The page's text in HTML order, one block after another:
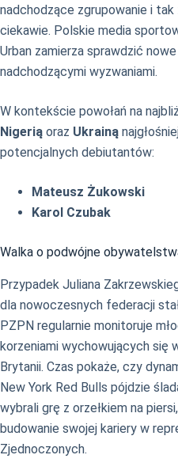
nadchodzące zgrupowanie i
ciekawie. Polskie media
Urban zamierza sprawdzić
nadchodzącymi wyzwaniami.
W kontekście powołań na
Nigerią oraz Ukrainą
potencjalnych debiutantów:
Mateusz Żukowski
Karol Czubak
Walka o podwójne
Przypadek Juliana
dla nowoczesnych federacji
PZPN regularnie monitoruje
korzeniami wychowujących się
Brytanii. Czas pokaże, czy
New York Red Bulls pójdzie
wybrali grę z orzełkiem na
budowanie swojej kariery w
Zjednoczonych.